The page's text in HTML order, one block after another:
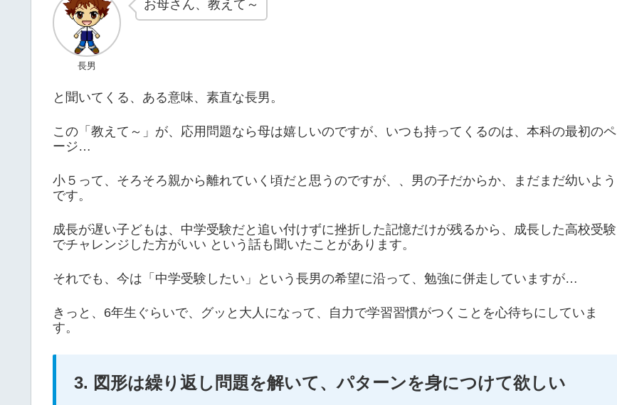
長男
お母さん、教えて～
と聞いてくる、ある意味、素直な長男。
この「教えて～」が、応用問題なら母は嬉しいのですが、いつも持ってくるのは、本科の最初のペ
ージ…
小５って、そろそろ親から離れていく頃だと思うのですが、、男の子だからか、まだまだ幼いよう
です。
成長が遅い子どもは、中学受験だと追い付けずに挫折した記憶だけが残るから、成長した高校受験
でチャレンジした方がいい という話も聞いたことがあります。
それでも、今は「中学受験したい」という長男の希望に沿って、勉強に併走していますが…
きっと、6年生ぐらいで、グッと大人になって、自力で学習習慣がつくことを心待ちにしていま
す。
3. 図形は繰り返し問題を解いて、パターンを身につけて欲しい